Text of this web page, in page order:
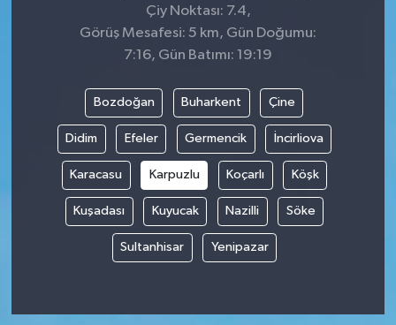
Çiy Noktası: 7.4,
Görüş Mesafesi: 5 km, Gün Doğumu:
7:16, Gün Batımı: 19:19
Bozdoğan Buharkent Çine
Didim Efeler Germencik İncirliova
Karacasu Karpuzlu Koçarlı Köşk
Kuşadası Kuyucak Nazilli Söke
Sultanhisar Yenipazar